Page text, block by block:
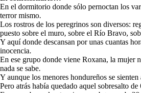
En el dormitorio donde sólo pernoctan los
terror mismo.
Los rostros de los peregrinos son diversos:
puesto sobre el muro, sobre el Río Bravo,
Y aquí donde descansan por unas cuantas
inocencia.
En ese grupo donde viene Roxana, la mujer
nada se sabe.
Y aunque los menores hondureños se
Pero atrás había quedado aquel sobresalto